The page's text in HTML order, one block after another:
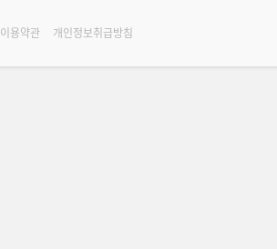
이용약관 개인정보취급방침